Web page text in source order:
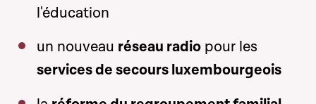
l'éducation
un nouveau réseau radio pour les
services de secours luxembourgeois